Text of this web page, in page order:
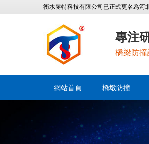
衡水勝特科技有限公司已正式更名為河
專注
橋梁防撞
網站首頁 橋墩防撞